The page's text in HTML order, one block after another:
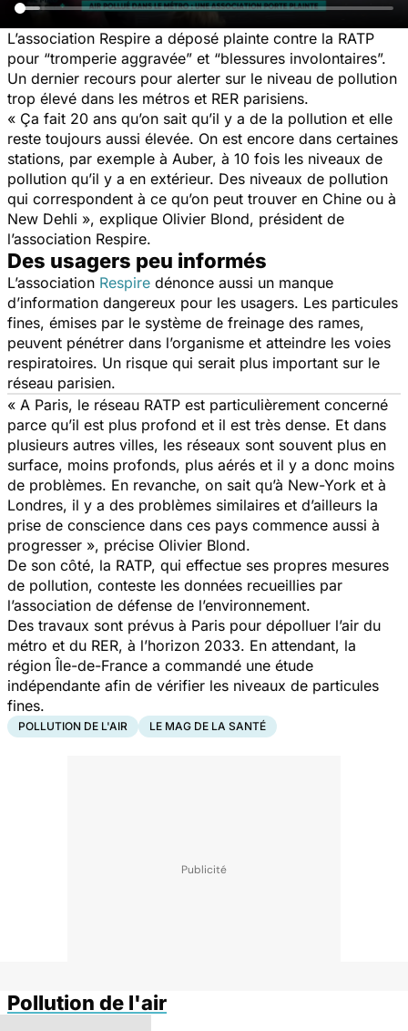
L’association Respire a déposé plainte contre la RATP
pour “tromperie aggravée” et “blessures involontaires”.
Un dernier recours pour alerter sur le niveau de pollution
trop élevé dans les métros et RER parisiens.
« Ça fait 20 ans qu’on sait qu’il y a de la pollution et elle
reste toujours aussi élevée. On est encore dans certaines
stations, par exemple à Auber, à 10 fois les niveaux de
pollution qu’il y a en extérieur. Des niveaux de pollution
qui correspondent à ce qu’on peut trouver en Chine ou à
New Dehli », explique Olivier Blond, président de
l’association Respire.
Des usagers peu informés
L’association Respire dénonce aussi un manque
d’information dangereux pour les usagers. Les particules
fines, émises par le système de freinage des rames,
peuvent pénétrer dans l’organisme et atteindre les voies
respiratoires. Un risque qui serait plus important sur le
réseau parisien.
« A Paris, le réseau RATP est particulièrement concerné
parce qu’il est plus profond et il est très dense. Et dans
plusieurs autres villes, les réseaux sont souvent plus en
surface, moins profonds, plus aérés et il y a donc moins
de problèmes. En revanche, on sait qu’à New-York et à
Londres, il y a des problèmes similaires et d’ailleurs la
prise de conscience dans ces pays commence aussi à
progresser », précise Olivier Blond.
De son côté, la RATP, qui effectue ses propres mesures
de pollution, conteste les données recueillies par
l’association de défense de l’environnement.
Des travaux sont prévus à Paris pour dépolluer l’air du
métro et du RER, à l’horizon 2033. En attendant, la
région Île-de-France a commandé une étude
indépendante afin de vérifier les niveaux de particules
fines.
POLLUTION DE L'AIR LE MAG DE LA SANTÉ
Pollution de l'air